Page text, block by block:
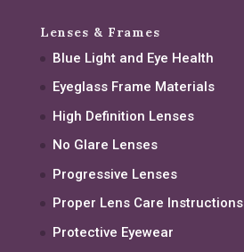
Lenses & Frames
Blue Light and Eye Health
Eyeglass Frame Materials
High Definition Lenses
No Glare Lenses
Progressive Lenses
Proper Lens Care Instructions
Protective Eyewear